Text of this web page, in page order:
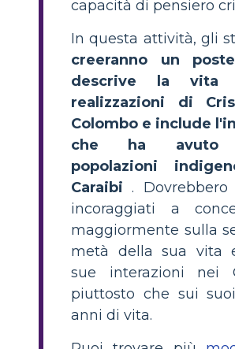
capacità di pensiero
In questa attività, gli
creeranno un
descrive la
realizzazioni di
Colombo e include
che ha avuto
popolazioni
Caraibi . Dovrebbero
incoraggiati a
maggiormente sulla
metà della sua vita
sue interazioni nei
piuttosto che sui
anni di vita.